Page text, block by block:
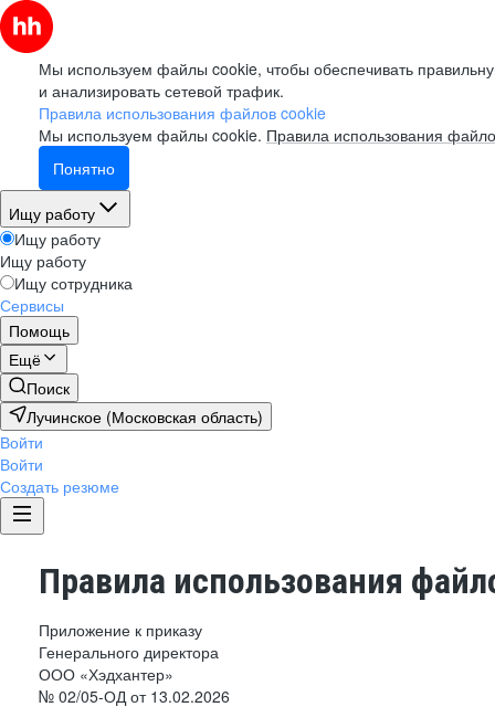
Мы используем файлы cookie, чтобы обеспечивать
и анализировать сетевой трафик.
Правила использования файлов cookie
Мы используем файлы cookie. Правила использования
Понятно
Ищу работу
Ищу работу
Ищу работу
Ищу сотрудника
Сервисы
Помощь
Ещё
Поиск
Лучинское (Московская область)
Войти
Войти
Создать резюме
Правила использования
Приложение к приказу
Генерального директора
ООО «Хэдхантер»
№ 02/05-ОД от 13.02.2026